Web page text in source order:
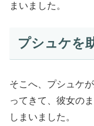
まいました。
プシュケを
そこへ、プシュケ
ってきて、彼女の
しまいました。